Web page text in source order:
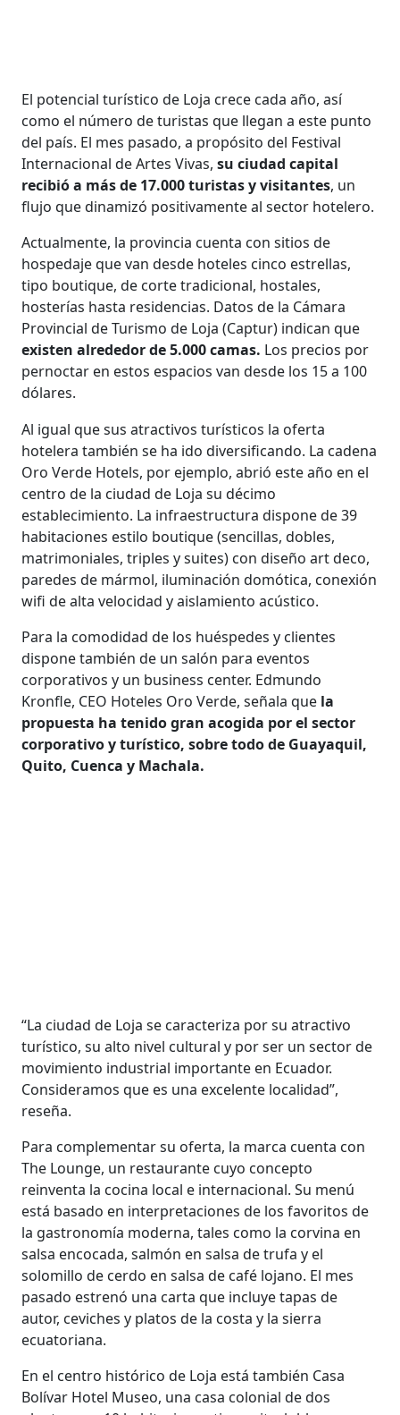
El potencial turístico de Loja crece cada año, así
como el número de turistas que llegan a este punto
del país. El mes pasado, a propósito del Festival
Internacional de Artes Vivas,su ciudad capital
recibió a más de 17.000 turistas y visitantes, un
flujo que dinamizó positivamente al sector hotelero.
Actualmente, la provincia cuenta con sitios de
hospedaje que van desde hoteles cinco estrellas,
tipo boutique, de corte tradicional, hostales,
hosterías hasta residencias. Datos de la Cámara
Provincial de Turismo de Loja (Captur) indican que
existen alrededor de 5.000 camas. Los precios por
pernoctar en estos espacios van desde los 15 a 100
dólares.
Al igual que sus atractivos turísticos la oferta
hotelera también se ha ido diversificando. La cadena
Oro Verde Hotels, por ejemplo, abrió este año en el
centro de la ciudad de Loja su décimo
establecimiento. La infraestructura dispone de 39
habitaciones estilo boutique (sencillas, dobles,
matrimoniales, triples y suites) con diseño art deco,
paredes de mármol, iluminación domótica, conexión
wifi de alta velocidad y aislamiento acústico.
Para la comodidad de los huéspedes y clientes
dispone también de un salón para eventos
corporativos y un business center. Edmundo
Kronfle, CEO Hoteles Oro Verde, señala que la
propuesta ha tenido gran acogida por el sector
corporativo y turístico, sobre todo de Guayaquil,
Quito, Cuenca y Machala.
“La ciudad de Loja se caracteriza por su atractivo
turístico, su alto nivel cultural y por ser un sector de
movimiento industrial importante en Ecuador.
Consideramos que es una excelente localidad”,
reseña.
Para complementar su oferta, la marca cuenta con
The Lounge, un restaurante cuyo concepto
reinventa la cocina local e internacional. Su menú
está basado en interpretaciones de los favoritos de
la gastronomía moderna, tales como la corvina en
salsa encocada, salmón en salsa de trufa y el
solomillo de cerdo en salsa de café lojano. El mes
pasado estrenó una carta que incluye tapas de
autor, ceviches y platos de la costa y la sierra
ecuatoriana.
En el centro histórico de Loja está también Casa
Bolívar Hotel Museo, una casa colonial de dos